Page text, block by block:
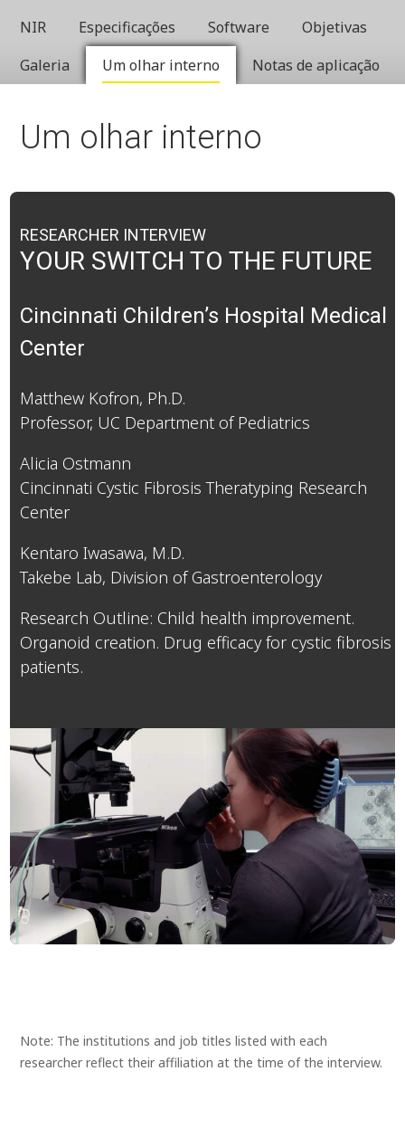
NIR
Especificações Software
Objetivas
Galeria
Um olhar interno Notas de aplicação
Um olhar interno
RESEARCHER INTERVIEW
YOUR SWITCH TO THE FUTURE
Cincinnati Children’s Hospital Medical
Center
Matthew Kofron, Ph.D.
Professor, UC Department of Pediatrics
Alicia Ostmann
Cincinnati Cystic Fibrosis Theratyping Research
Center
Kentaro Iwasawa, M.D.
Takebe Lab, Division of Gastroenterology
Research Outline: Child health improvement.
Organoid creation. Drug efficacy for cystic fibrosis
patients.
Note: The institutions and job titles listed with each
researcher reflect their affiliation at the time of the interview.